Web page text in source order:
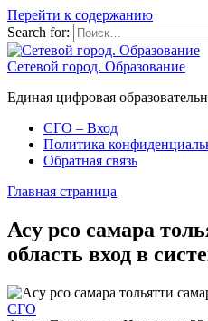
Перейти к содержанию
Search for:
Сетевой город. Образование
Единая цифровая
СГО – Вход
Политика
Обратная связь
Главная страница
Асу рсо самара
область вход в
СГО